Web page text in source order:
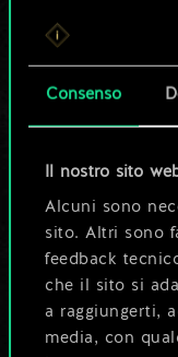
Consenso
Il nostro sito
Alcuni sono
sito. Altri sono
feedback
che il sito si
a raggiungerti,
media, con
Per
Ma
Dai un
guida